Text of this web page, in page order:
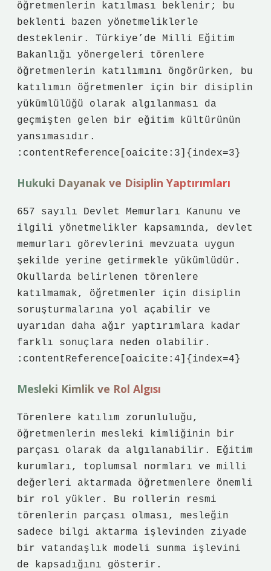
öğretmenlerin katılması beklenir; bu
beklenti bazen yönetmeliklerle
desteklenir. Türkiye’de Milli Eğitim
Bakanlığı yönergeleri törenlere
öğretmenlerin katılımını öngörürken, bu
katılımın öğretmenler için bir disiplin
yükümlülüğü olarak algılanması da
geçmişten gelen bir eğitim kültürünün
yansımasıdır.
:contentReference[oaicite:3]{index=3}
Hukuki Dayanak ve Disiplin Yaptırımları
657 sayılı Devlet Memurları Kanunu ve
ilgili yönetmelikler kapsamında, devlet
memurları görevlerini mevzuata uygun
şekilde yerine getirmekle yükümlüdür.
Okullarda belirlenen törenlere
katılmamak, öğretmenler için disiplin
soruşturmalarına yol açabilir ve
uyarıdan daha ağır yaptırımlara kadar
farklı sonuçlara neden olabilir.
:contentReference[oaicite:4]{index=4}
Mesleki Kimlik ve Rol Algısı
Törenlere katılım zorunluluğu,
öğretmenlerin mesleki kimliğinin bir
parçası olarak da algılanabilir. Eğitim
kurumları, toplumsal normları ve milli
değerleri aktarmada öğretmenlere önemli
bir rol yükler. Bu rollerin resmi
törenlerin parçası olması, mesleğin
sadece bilgi aktarma işlevinden ziyade
bir vatandaşlık modeli sunma işlevini
de kapsadığını gösterir.